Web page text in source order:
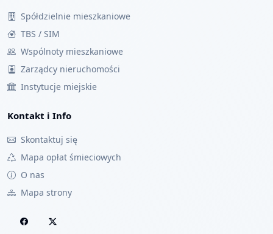
Spółdzielnie mieszkaniowe
TBS / SIM
Wspólnoty mieszkaniowe
Zarządcy nieruchomości
Instytucje miejskie
Kontakt i Info
Skontaktuj się
Mapa opłat śmieciowych
O nas
Mapa strony